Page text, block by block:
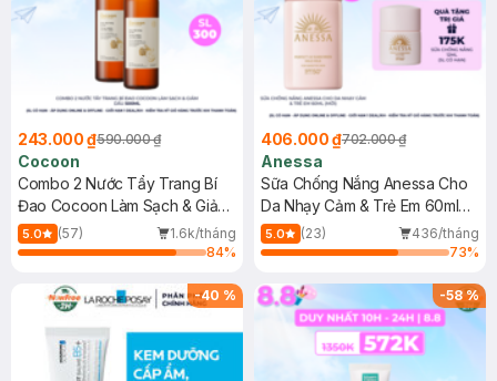
243.000 ₫590.000 ₫
Cocoon
Combo 2 Nước Tẩy Trang Bí
Đao Cocoon Làm Sạch & Giảm
Dầu 500ml
5.0 (57)
1.6k/tháng
84%
406.000 ₫702.000 ₫
Anessa
Sữa Chống Nắng Anessa Cho
Da Nhạy Cảm & Trẻ Em 60ml
(Mới)
5.0 (23)
436/tháng
73%
-40 % -58%